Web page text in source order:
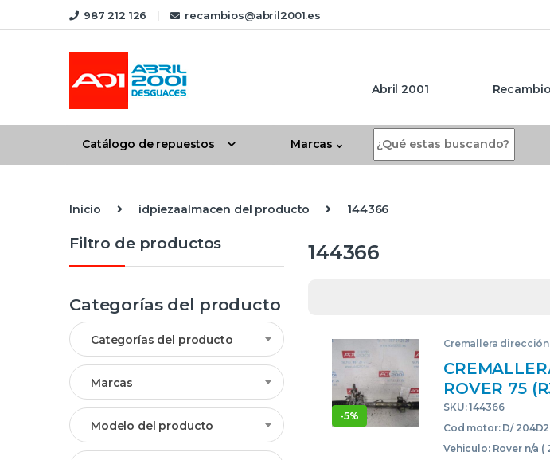
Skip to navigation
Skip to content987 212 126 recambios@abril2001.es
Abril 2001
Catálogo de repuestos Marcas
Inicio idpiezaalmacen del producto 144366
144366
-5%
Cremallera
ROVER 75
#PROV#
SKU: 144366
Cod motor: D/
Vehiculo: Rover n/a (
Filtro de productos
Categorías del producto
Categorías del producto
Marcas
Modelo del producto